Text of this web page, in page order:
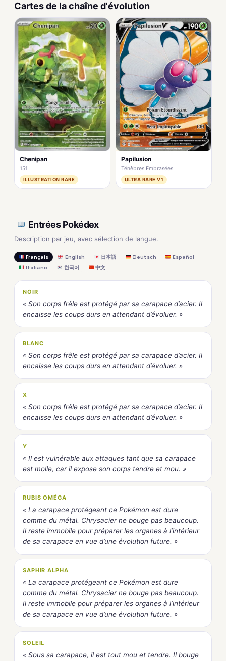
Cartes de la chaîne d'évolution
Chenipan
151
ILLUSTRATION RARE
Papilusion
Ténèbres Embrasées
ULTRA RARE V1
Entrées Pokédex
Description par jeu, avec sélection de langue.
Français English 日本語 Deutsch
Español
Italiano
한국어 中文
NOIR
« Son corps frêle est protégé par sa carapace d’acier. Il
encaisse les coups durs en attendant d’évoluer. »
BLANC
« Son corps frêle est protégé par sa carapace d’acier. Il
encaisse les coups durs en attendant d’évoluer. »
X
« Son corps frêle est protégé par sa carapace d’acier. Il
encaisse les coups durs en attendant d’évoluer. »
Y
« Il est vulnérable aux attaques tant que sa carapace
est molle, car il expose son corps tendre et mou. »
RUBIS OMÉGA
« La carapace protégeant ce Pokémon est dure
comme du métal. Chrysacier ne bouge pas beaucoup.
Il reste immobile pour préparer les organes à l’intérieur
de sa carapace en vue d’une évolution future. »
SAPHIR ALPHA
« La carapace protégeant ce Pokémon est dure
comme du métal. Chrysacier ne bouge pas beaucoup.
Il reste immobile pour préparer les organes à l’intérieur
de sa carapace en vue d’une évolution future. »
SOLEIL
« Sous sa carapace, il est tout mou et tendre. Il bouge